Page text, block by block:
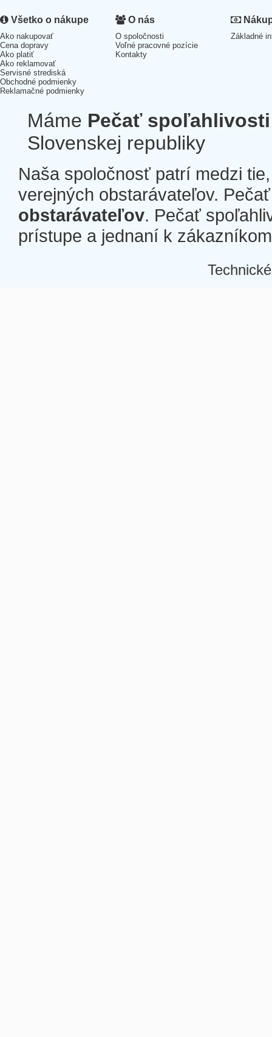
Všetko o nákupe
Ako nakupovať
Cena dopravy
Ako platiť
Ako reklamovať
Servisné strediská
Obchodné podmienky
Reklamačné podmienky
O nás
O spoločnosti
Voľné pracovné pozície
Kontakty
Základné
Máme Pečať spoľahlivosti
Slovenskej republiky
Naša spoločnosť patrí medzi
verejných obstarávateľov.
obstarávateľov. Pečať
prístupe a jednaní k